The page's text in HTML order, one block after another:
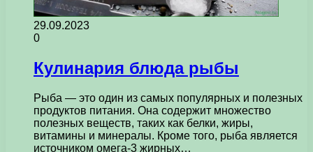
29.09.2023
0
Кулинария блюда рыбы
Рыба — это один из самых популярных и полезных
продуктов питания. Она содержит множество
полезных веществ, таких как белки, жиры,
витамины и минералы. Кроме того, рыба является
источником омега-3 жирных…